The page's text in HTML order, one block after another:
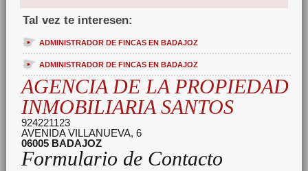
Tal vez te interesen:
ADMINISTRADOR DE FINCAS EN BADAJOZ
ADMINISTRADOR DE FINCAS EN BADAJOZ
AGENCIA DE LA PROPIEDAD
INMOBILIARIA SANTOS
924221123
AVENIDA VILLANUEVA, 6
06005 BADAJOZ
Formulario de Contacto